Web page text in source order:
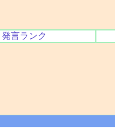
発言ランク